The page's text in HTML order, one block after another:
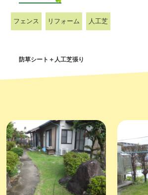
フェンス リフォーム 人工芝
防草シート＋人工芝張り